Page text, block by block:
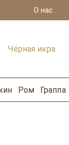
О нас
Чёрная икра
Ром Граппа